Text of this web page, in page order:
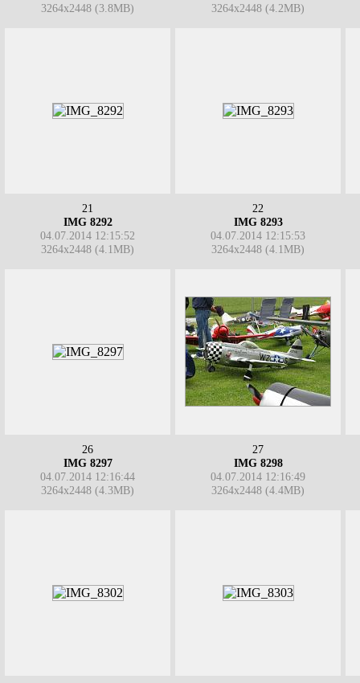
3264x2448 (3.8MB)
3264x2448 (4.2MB)
21
IMG 8292
04.07.2014 12:15:52
3264x2448 (4.1MB)
22
IMG 8293
04.07.2014 12:15:53
3264x2448 (4.1MB)
26
IMG 8297
04.07.2014 12:16:44
3264x2448 (4.3MB)
27
IMG 8298
04.07.2014 12:16:49
3264x2448 (4.4MB)